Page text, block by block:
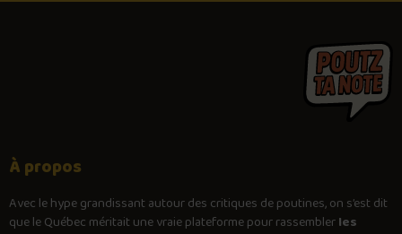
À propos
Avec lehypegrandissant autour des critiques de poutines, on s’est dit
que le Québec méritait une vraie plateforme pour rassemblerles